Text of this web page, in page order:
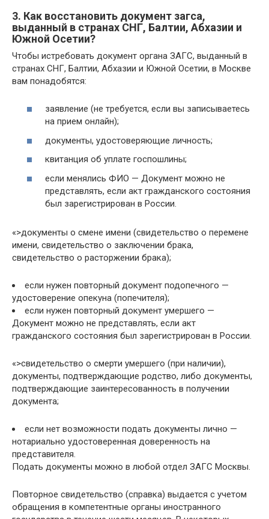
3. Как восстановить документ загса,
выданный в странах СНГ, Балтии, Абхазии и
Южной Осетии?
Чтобы истребовать документ органа ЗАГС, выданный в
странах СНГ, Балтии, Абхазии и Южной Осетии, в Москве
вам понадобятся:
заявление (не требуется, если вы записываетесь
на прием онлайн);
документы, удостоверяющие личность;
квитанция об уплате госпошлины;
если менялись ФИО — Документ можно не
представлять, если акт гражданского состояния
был зарегистрирован в России.
«>документы о смене имени (свидетельство о перемене
имени, свидетельство о заключении брака,
свидетельство о расторжении брака);
если нужен повторный документ подопечного —
удостоверение опекуна (попечителя);
если нужен повторный документ умершего —
Документ можно не представлять, если акт
гражданского состояния был зарегистрирован в России.
«>свидетельство о смерти умершего (при наличии),
документы, подтверждающие родство, либо документы,
подтверждающие заинтересованность в получении
документа;
если нет возможности подать документы лично —
нотариально удостоверенная доверенность на
представителя.
Подать документы можно в любой отдел ЗАГС Москвы.
Повторное свидетельство (справка) выдается с учетом
обращения в компетентные органы иностранного